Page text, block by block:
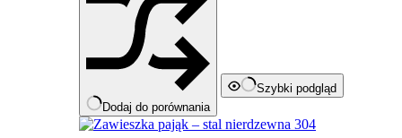
Dodaj do porównania
Szybki podgląd